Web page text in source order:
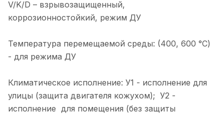
V/K/D – взрывозащищенный,
коррозионностойкий, режим ДУ
Температура перемещаемой среды: (400, 600 °С)
- для режима ДУ
Климатическое исполнение: У1 - исполнение для
улицы (защита двигателя кожухом); У2 -
исполнение для помещения (без защиты